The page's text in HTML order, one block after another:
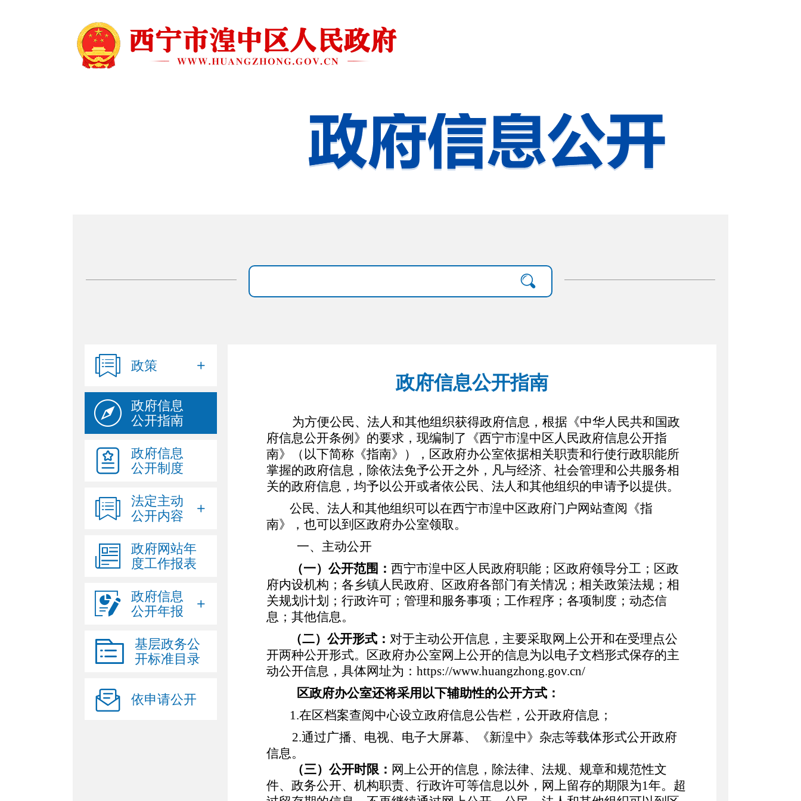
政策
政府信息
公开指南
政府信息
公开制度
法定主动
公开内容
政府网站年
度工作报表
政府信息
公开年报
基层政务公
开标准目录
依申请公开
政府信息公开指南
为方便公民、法人和其他组织获得政府信息，根据《中华人民共和国政
府信息公开条例》的要求，现编制了《西宁市湟中区人民政府信息公开指
南》（以下简称《指南》）， 区政府办公室依据相关职责和行使行政职能所
掌握的政府信息，除依法免予公开之外，凡与经济、社会管理和公共服务相
关的政府信息，均予以公开或者依公民、法人和其他组织的申请予以提供。
公民、法人和其他组织可以在西宁市湟中区政府门户网站查阅《指
南》，也可以到 区政府办公室领取。
一、主动公开
（一）公开范围： 西宁市湟中区人民政府职能； 区政府领导分工； 区政
府内设机构；各乡镇人民政府、 区政府各部门有关情况；相关政策法规；相
关规划计划；行政许可；管理和服务事项；工作程序；各项制度；动态信
息；其他信息。
（二）公开形式： 对于主动公开信息，主要采取网上公开和在受理点公
开两种公开形式。 区政府办公室网上公开的信息为以电子文档形式保存的主
动公开信息，具体网址为： https://www.huangzhong.gov.cn/
区政府办公室还将采用以下辅助性的公开方式：
1.在区档案查阅中心设立政府信息公告栏，公开政府信息；
2.通过广播、电视、电子大屏幕、《新湟中》杂志等载体形式公开政府
信息。
（三）公开时限： 网上公开的信息，除法律、法规、规章和规范性文
件、政务公开、机构职责、行政许可等信息以外，网上留存的期限为1年。超